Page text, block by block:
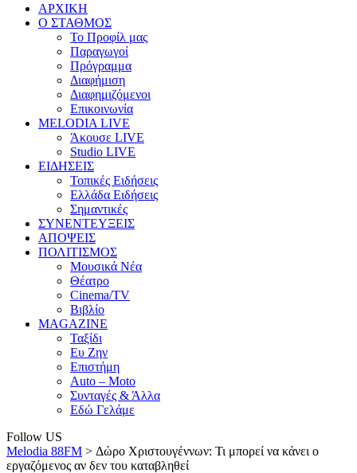
ΑΡΧΙΚΗ
Ο ΣΤΑΘΜΟΣ
Το Προφίλ μας
Παραγωγοί
Πρόγραμμα
Διαφήμιση
Διαφημιζόμενοι
Επικοινωνία
MELODIA LIVE
Άκουσε LIVE
Studio LIVE
ΕΙΔΗΣΕΙΣ
Τοπικές Ειδήσεις
Ελλάδα Ειδήσεις
Σημαντικές
ΣΥΝΕΝΤΕΥΞΕΙΣ
ΑΠΟΨΕΙΣ
ΠΟΛΙΤΙΣΜΟΣ
Μουσικά Νέα
Θέατρο
Cinema/TV
Βιβλίο
MAGAZINE
Ταξίδι
Ευ Ζην
Επιστήμη
Auto – Moto
Συνταγές & Άλλα
Εδώ Γελάμε
Follow US
Melodia 88FM > Δώρο Χριστουγέννων: Τι μπορεί να κάνει ο
εργαζόμενος αν δεν του καταβληθεί